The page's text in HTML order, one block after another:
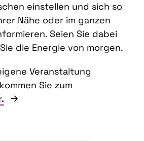
einstellen und sich so
Nähe oder im ganzen
Seien Sie dabei
die Energie von morgen.
Veranstaltung
Sie zum